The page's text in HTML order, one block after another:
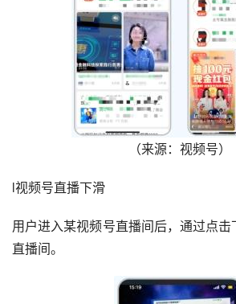
（来源：视频号）
l视频号直播下滑
用户进入某视频号直播间后，通过点
直播间。